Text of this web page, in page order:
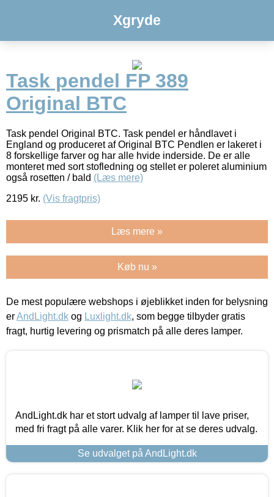
Xgryde
Task pendel FP 389
Original BTC
Task pendel Original BTC. Task pendel er håndlavet i
England og produceret af Original BTC Pendlen er lakeret i
8 forskellige farver og har alle hvide inderside. De er alle
monteret med sort stofledning og stellet er poleret aluminium
også rosetten / bald (Læs mere)
2195 kr. (Vis fragtpris)
Læs mere »
Køb nu »
De mest populære webshops i øjeblikket inden for belysning
erAndLight.dk og Luxlight.dk, som begge tilbyder gratis
fragt, hurtig levering og prismatch på alle deres lamper.
AndLight.dk har et stort udvalg af lamper til lave priser,
med fri fragt på alle varer. Klik her for at se deres udvalg.
Se udvalget på AndLight.dk